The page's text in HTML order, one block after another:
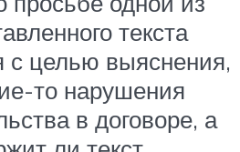
текста
с целью выяснения,
то нарушения
в договоре, а